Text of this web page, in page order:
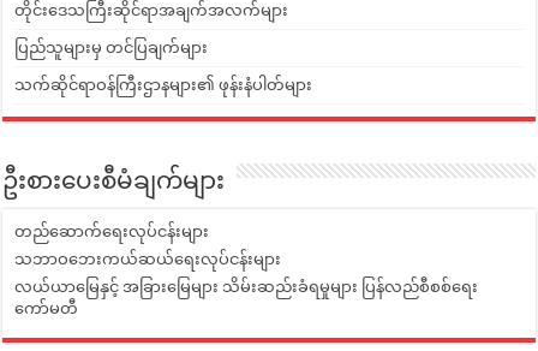
တိုင်းဒေသကြီးဆိုင်ရာအချက်အလက်များ
ပြည်သူများမှ တင်ပြချက်များ
သက်ဆိုင်ရာဝန်ကြီးဌာနများ၏ ဖုန်းနံပါတ်များ
ဦးစားပေးစီမံချက်များ
တည်ဆောက်ရေးလုပ်ငန်းများ
သဘာဝဘေးကယ်ဆယ်ရေးလုပ်ငန်းများ
လယ်ယာမြေနှင့် အခြားမြေများ သိမ်းဆည်းခံရမှုများ ပြန်လည်စီစစ်ရေး
ကော်မတီ